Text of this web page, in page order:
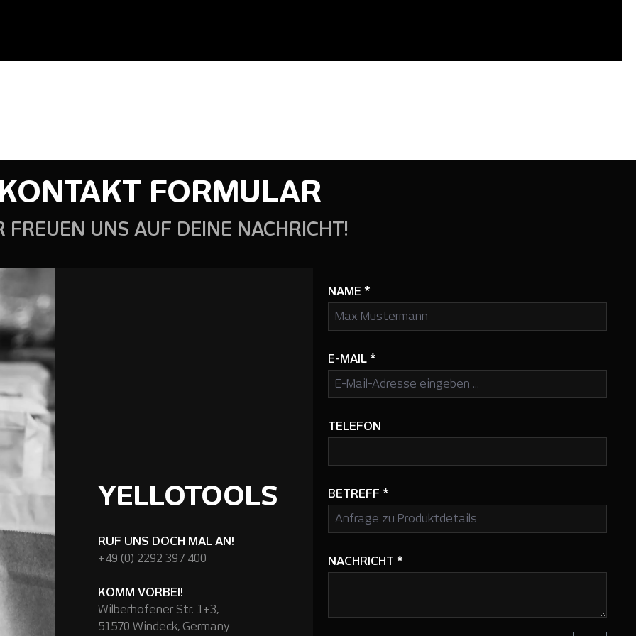
FORMULAR
FREUEN UNS AUF DEINE NACHRICHT!
YELLOTOOLS
RUF UNS DOCH MAL AN!
+49 (0) 2292 397 400
KOMM VORBEI!
Wilberhofener Str. 1+3,
51570 Windeck, Germany
NAME*
E-MAIL*
TELEFON
BETREFF*
NACHRICHT*